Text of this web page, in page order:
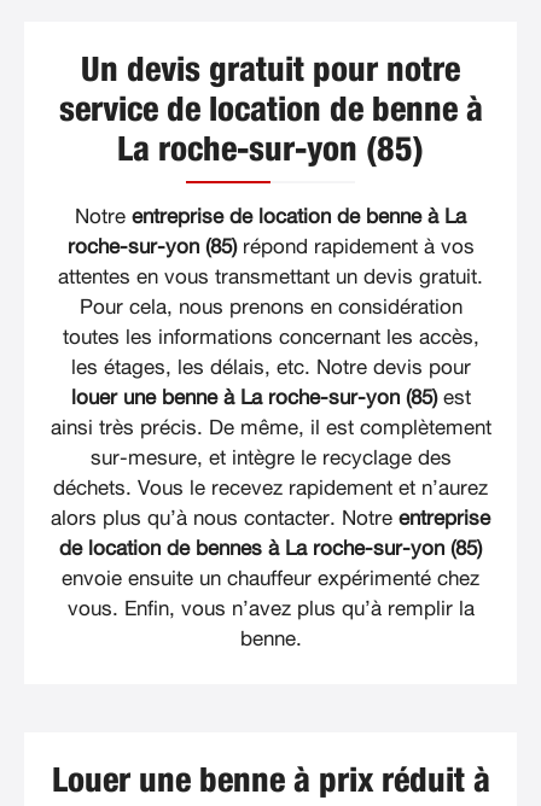
Un devis gratuit pour notre
service de location de benne à
La roche-sur-yon (85)
Notre entreprise de location de benne à La
roche-sur-yon (85)répond rapidement à vos
attentes en vous transmettant un devis gratuit.
Pour cela, nous prenons en considération
toutes les informations concernant les accès,
les étages, les délais, etc. Notre devis pour
louer une benne à La roche-sur-yon (85)est
ainsi très précis. De même, il est complètement
sur-mesure, et intègre le recyclage des
déchets. Vous le recevez rapidement et n’aurez
alors plus qu’à nous contacter. Notre entreprise
de location de bennes à La roche-sur-yon (85)
envoie ensuite un chauffeur expérimenté chez
vous. Enfin, vous n’avez plus qu’à remplir la
benne.
Louer une benne à prix réduit à